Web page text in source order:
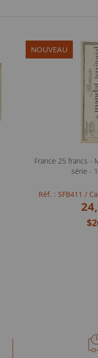
NOUVEAU
France 25 francs -
série -
Réf. : SFB411 /